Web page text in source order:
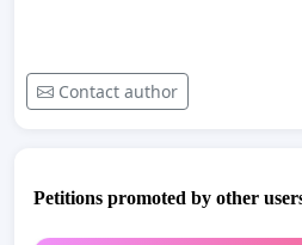
ever that a prize was
has a leverage effect that is
Ministry's contribution has
Contact author
Petitions promoted by other